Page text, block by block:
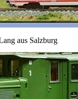
aus Salzburg